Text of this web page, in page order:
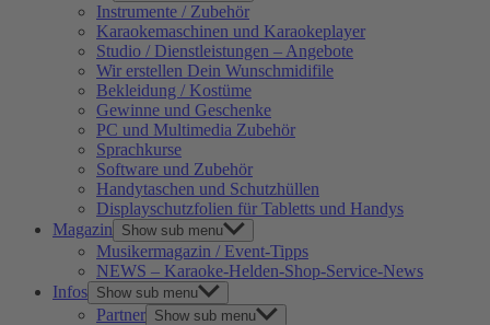
Instrumente / Zubehör
Karaokemaschinen und Karaokeplayer
Studio / Dienstleistungen – Angebote
Wir erstellen Dein Wunschmidifile
Bekleidung / Kostüme
Gewinne und Geschenke
PC und Multimedia Zubehör
Sprachkurse
Software und Zubehör
Handytaschen und Schutzhüllen
Displayschutzfolien für Tabletts und Handys
Magazin
Show sub menu
Musikermagazin / Event-Tipps
NEWS – Karaoke-Helden-Shop-Service-News
Infos Show sub menu
Partner Show sub menu